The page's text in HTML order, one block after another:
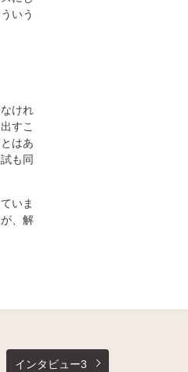
いう
けれ
すこ
はあ
も同
いま
、解
インタビュー3